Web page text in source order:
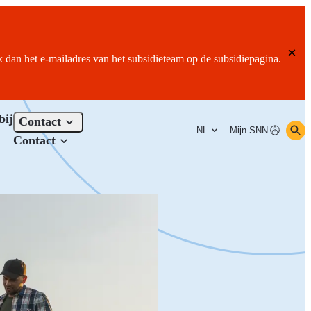
het e-mailadres van het subsidieteam op de subsidiepagina.
Contact
Contact
NL Mijn SNN